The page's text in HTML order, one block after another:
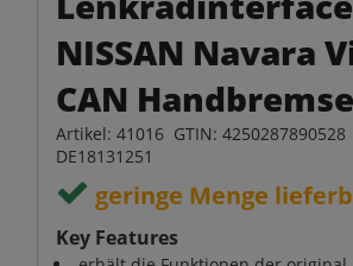
NISSAN Navara
CAN
Artikel: 41016 GTIN: 4250287890528
DE18131251
geringe Menge
Key Features